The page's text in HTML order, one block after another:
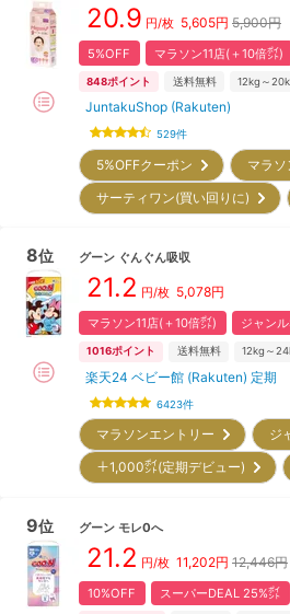
20.9 円/枚 5,605円 5,900円
5%OFF マラソン11店(＋10倍㌽)
848ポイント 送料無料 12kg～
JuntakuShop (Rakuten)
529件
5%OFFクーポン マラ
サーティワン(買い回りに)
8位 グーン ぐんぐん吸収
21.2 円/枚 5,078円
マラソン11店(＋10倍㌽) ジャン
1016ポイント 送料無料 12kg～
楽天24 ベビー館 (Rakuten) 定期
6423件
マラソンエントリー ジ
＋1,000㌽(定期デビュー)
9位 グーン モレ0へ
21.2 円/枚 11,202円 12,446円
10%OFF スーパーDEAL 25%㌽